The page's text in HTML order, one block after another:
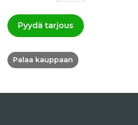
Pyydä tarjous
Palaa kauppaan